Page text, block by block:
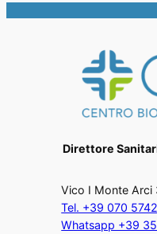
Direttore
Vico I Monte Arci
Tel. +39 070
Whatsapp +39